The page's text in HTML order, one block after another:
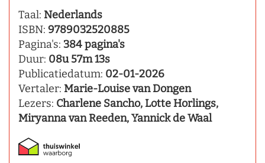
Taal: Nederlands
ISBN: 9789032520885
Pagina's: 384 pagina's
Duur: 08u 57m 13s
Publicatiedatum: 02-01-2026
Vertaler: Marie-Louise van Dongen
Lezers: Charlene Sancho, Lotte Horlings,
Miryanna van Reeden, Yannick de Waal